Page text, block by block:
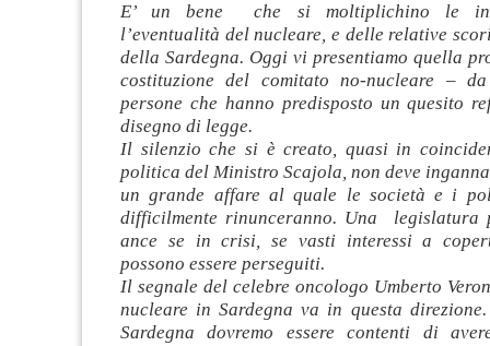
E’ un bene che si moltiplichino le
l’eventualità del nucleare, e delle relative
della Sardegna. Oggi vi presentiamo quella
costituzione del comitato no-nucleare –
persone che hanno predisposto un quesito
disegno di legge.
Il silenzio che si è creato, quasi in
politica del Ministro Scajola, non deve
un grande affare al quale le società e i
difficilmente rinunceranno. Una legislatura
ance se in crisi, se vasti interessi a
possono essere perseguiti.
Il segnale del celebre oncologo Umberto
nucleare in Sardegna va in questa
Sardegna dovremo essere contenti di